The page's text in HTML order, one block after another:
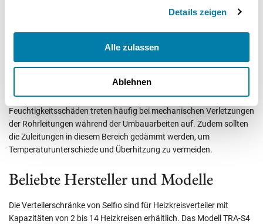
Details zeigen
Alle zulassen
Ablehnen
Einige Kunden berichten jedoch von Problemen mit rauen
Oberflächenbeschichtungen, die die Reinigung erschweren und
Verteilerschrankes regelmäßig zu reinigen und auf Beschädigungen
zu überprüfen, um eine optimale Funktion zu gewährleisten.
Feuchtigkeitsschäden treten häufig bei mechanischen Verletzungen
der Rohrleitungen während der Umbauarbeiten auf. Zudem sollten
die Zuleitungen in diesem Bereich gedämmt werden, um
Temperaturunterschiede und Überhitzung zu vermeiden.
Beliebte Hersteller und Modelle
Die Verteilerschränke von Selfio sind für Heizkreisverteiler mit
Kapazitäten von 2 bis 14 Heizkreisen erhältlich. Das Modell TRA-S4